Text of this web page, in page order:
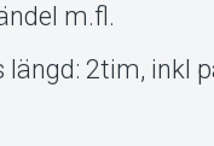
m.fl.
längd: 2tim, inkl